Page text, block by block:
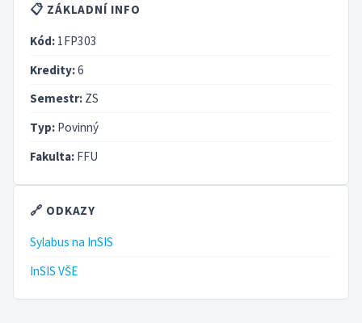
📋 ZÁKLADNÍ INFO
Kód: 1FP303
Kredity:6
Semestr: ZS
Typ: Povinný
Fakulta: FFU
🔗 ODKAZY
Sylabus na InSIS
InSIS VŠE